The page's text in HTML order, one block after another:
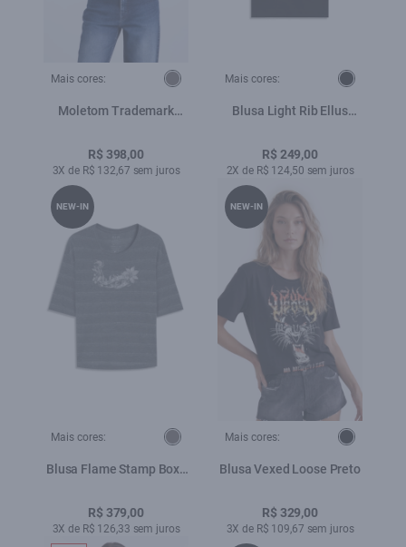
Mais cores:
Moletom Trademark
R$ 398,00
3X de R$ 132,67 sem juros
Mais cores:
Blusa Light Rib Ellus
R$ 249,00
2X de R$ 124,50 sem juros
Mais cores:
Blusa Flame Stamp Boxy
R$ 379,00
3X de R$ 126,33 sem juros
NEW-IN
Mais cores:
Blusa Vexed Loose Preto
R$ 329,00
3X de R$ 109,67 sem juros
NEW-IN